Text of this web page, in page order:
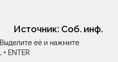
Источник: Соб. инф.
её и нажмите
+ ENTER